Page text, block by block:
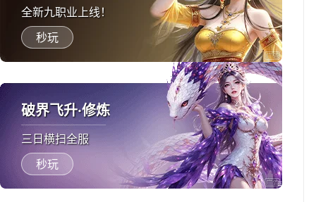
全新九职业上线！
秒玩
破界飞升·修炼
三日横扫全服
秒玩